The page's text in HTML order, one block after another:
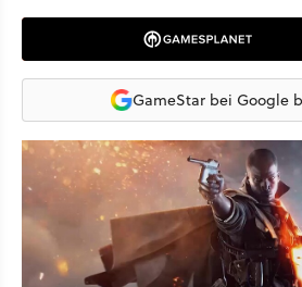
GameStar bei Google